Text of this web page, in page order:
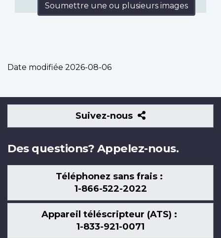
Soumettre une ou plusieurs images
Date modifiée 2026-08-06
Suivez-nous
Suivez-
nous
Des questions? Appelez-nous.
Téléphonez sans frais :
1-866-522-2022
Appareil téléscripteur (ATS) :
1-833-921-0071